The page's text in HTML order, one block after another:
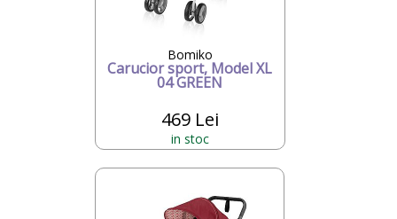
Bomiko
Carucior sport, Model XL
04 GREEN
469 Lei
in stoc